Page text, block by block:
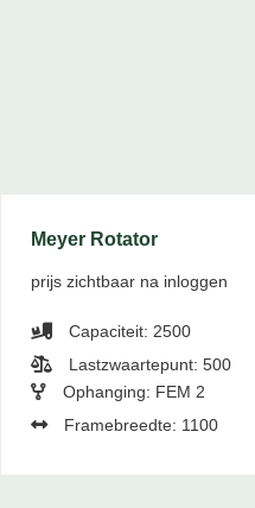
Meyer Rotator
prijs zichtbaar na inloggen
Capaciteit: 2500
Lastzwaartepunt: 500
Ophanging: FEM 2
Framebreedte: 1100